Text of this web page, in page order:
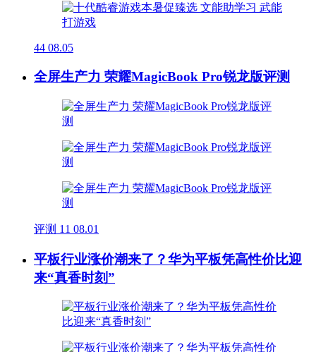
44 08.05
全屏生产力 荣耀MagicBook Pro锐龙版评测
评测 11 08.01
平板行业涨价潮来了？华为平板凭高性价比迎
来“真香时刻”